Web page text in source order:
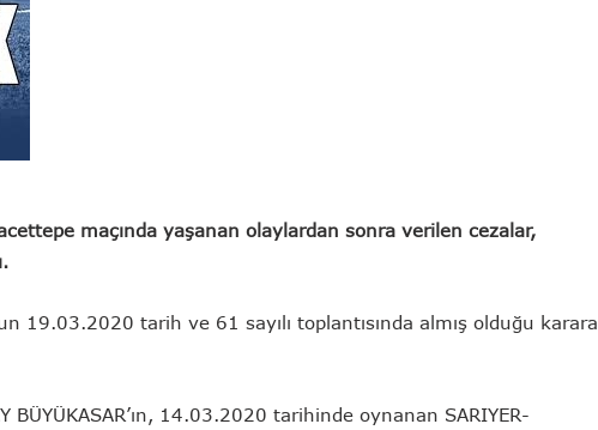
maçında yaşanan olaylardan sonra verilen cezalar,
19.03.2020 tarih ve 61 sayılı toplantısında almış olduğu karara
BÜYÜKASAR’ın, 14.03.2020 tarihinde oynanan SARIYER-